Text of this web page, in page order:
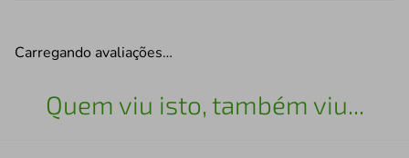
Carregando avaliações…
Quem viu isto, também viu...